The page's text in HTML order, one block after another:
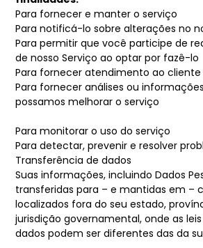
Para fornecer e manter o serviço
Para notificá-lo sobre alterações no
Para permitir que você participe de
de nosso Serviço ao optar por fazê-lo
Para fornecer atendimento ao cliente
Para fornecer análises ou
possamos melhorar o serviço
Para monitorar o uso do serviço
Para detectar, prevenir e resolver
Transferência de dados
Suas informações, incluindo Dados
transferidas para – e mantidas em –
localizados fora do seu estado,
jurisdição governamental, onde as
dados podem ser diferentes das da